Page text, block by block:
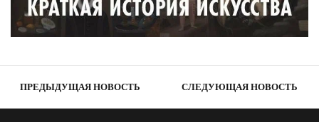
ПРЕДЫДУЩАЯ НОВОСТЬ СЛЕДУЮЩАЯ НОВОСТЬ